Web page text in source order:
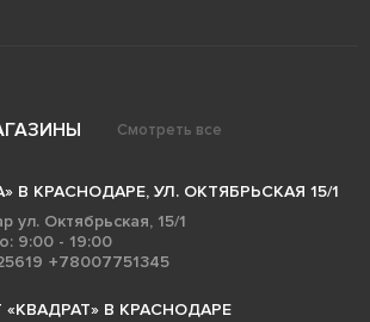
Смотреть все
В КРАСНОДАРЕ, УЛ. ОКТЯБРЬСКАЯ 15/1
ул. Октябрьская, 15/1
9:00 - 19:00
+78007751345
В КРАСНОДАРЕ